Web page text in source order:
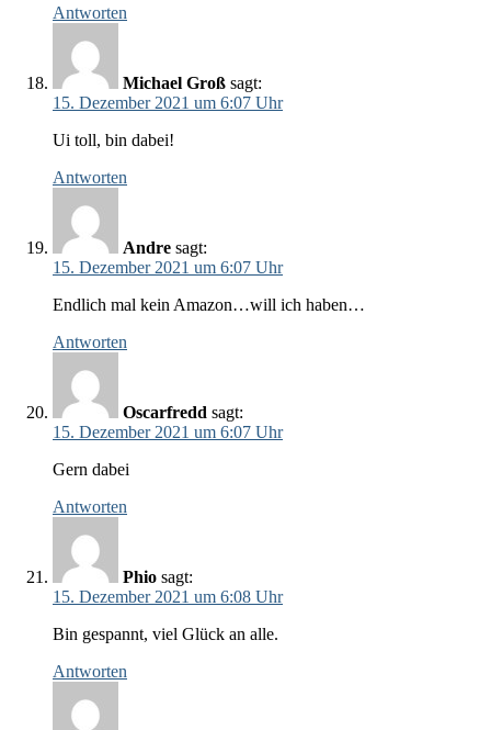
Antworten
Michael Groß sagt:
15. Dezember 2021 um 6:07 Uhr
Ui toll, bin dabei!
Antworten
Andre sagt:
15. Dezember 2021 um 6:07 Uhr
Endlich mal kein Amazon…will ich haben…
Antworten
Oscarfredd sagt:
15. Dezember 2021 um 6:07 Uhr
Gern dabei
Antworten
Phio sagt:
15. Dezember 2021 um 6:08 Uhr
Bin gespannt, viel Glück an alle.
Antworten